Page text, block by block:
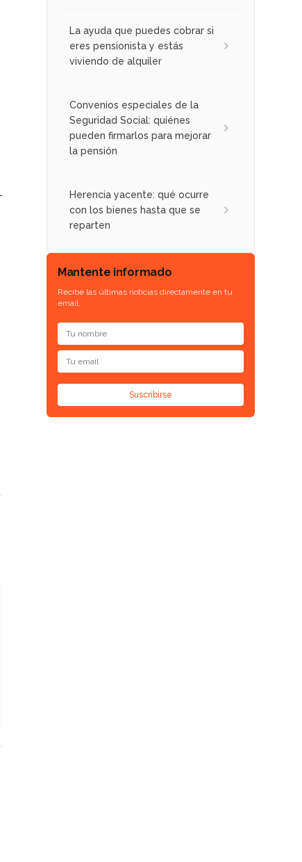
La ayuda que puedes cobrar si
eres pensionista y estás
viviendo de alquiler
Convenios especiales de la
Seguridad Social: quiénes
pueden firmarlos para mejorar
la pensión
Herencia yacente: qué ocurre
con los bienes hasta que se
reparten
Mantente informado
Recibe las últimas noticias directamente en tu
email.
Suscribirse